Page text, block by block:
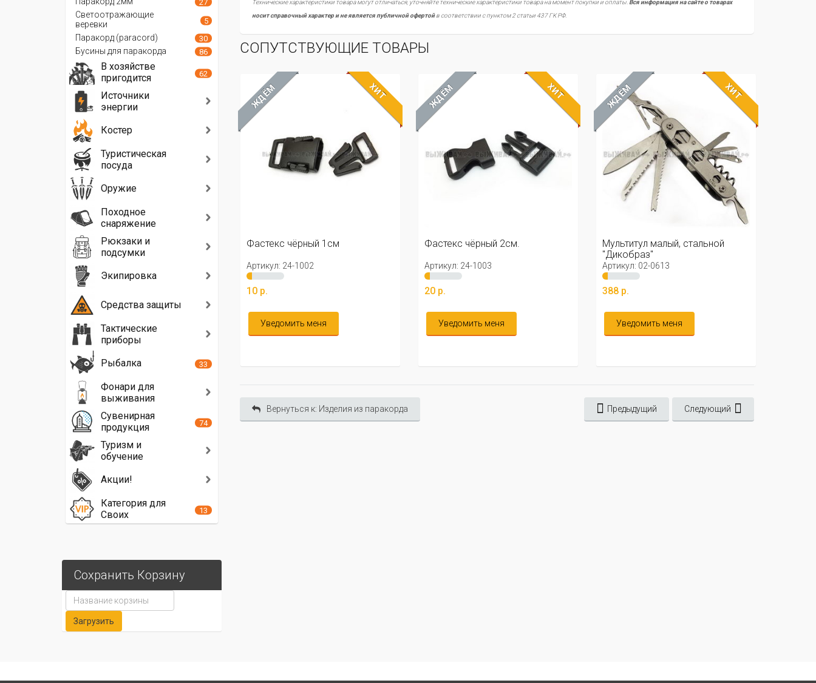
Технические характеристики товара могут отличаться, уточняйте технические характеристики товара на момент покупки и оплаты. Вся информация на сайте о товарах
носит справочный характер и не является публичной офертойв соответствии с пунктом 2 статьи 437 ГК РФ.
СОПУТСТВУЮЩИЕ ТОВАРЫ
ЖДЁМ ХИТ
Фастекс чёрный 1см
Артикул: 24-1002
10 р.
Уведомить меня
ЖДЁМ ХИТ
Фастекс чёрный 2см.
Артикул: 24-1003
20 р.
Уведомить меня
ЖДЁМ ХИТ
Мультитул малый, стальной
"Дикобраз"
Артикул: 02-0613
388 р.
Уведомить меня
Вернуться к: Изделия из паракорда Предыдущий Следующий
Светоотражающие
веревки
5
Паракорд (paracord) 30
Бусины для паракорда 86
В хозяйстве
пригодится
62
Источники
энергии
Костер
Туристическая
посуда
Оружие
Походное
снаряжение
Рюкзаки и
подсумки
Экипировка
Средства защиты
Тактические
приборы
Рыбалка
33
Фонари для
выживания
Сувенирная
продукция
74
Туризм и
обучение
Акции!
Категория для
Своих
13
Сохранить Корзину